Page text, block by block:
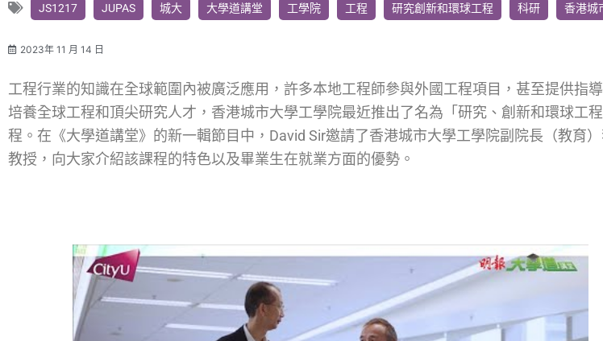
JS1217 JUPAS 城大 大學道講堂 工學院 工程 研究創新和環球工程 科研 香港城
2023年 11 月 14 日
工程行業的知識在全球範圍內被廣泛應用，許多本地工程師參與外國工程項目，甚至提供指
培養全球工程和頂尖研究人才，香港城市大學工學院最近推出了名為「研究、創新和環球工
程。在《大學道講堂》的新一輯節目中， David Sir邀請了香港城市大學工學院副院長（教育
教授，向大家介紹該課程的特色以及畢業生在就業方面的優勢。